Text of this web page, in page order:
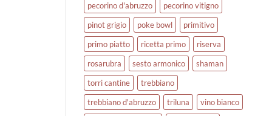
pecorino d'abruzzo
pecorino vitigno
pinot grigio
poke bowl
primitivo
primo piatto
ricetta primo
riserva
rosarubra
sesto armonico
shaman
torri cantine
trebbiano
trebbiano d'abruzzo
triluna
vino bianco